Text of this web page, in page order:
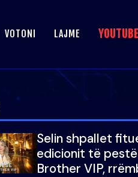
VOTONI LAJME YOUTUBE
Selin shpallet
edicionit të
Brother VIP,